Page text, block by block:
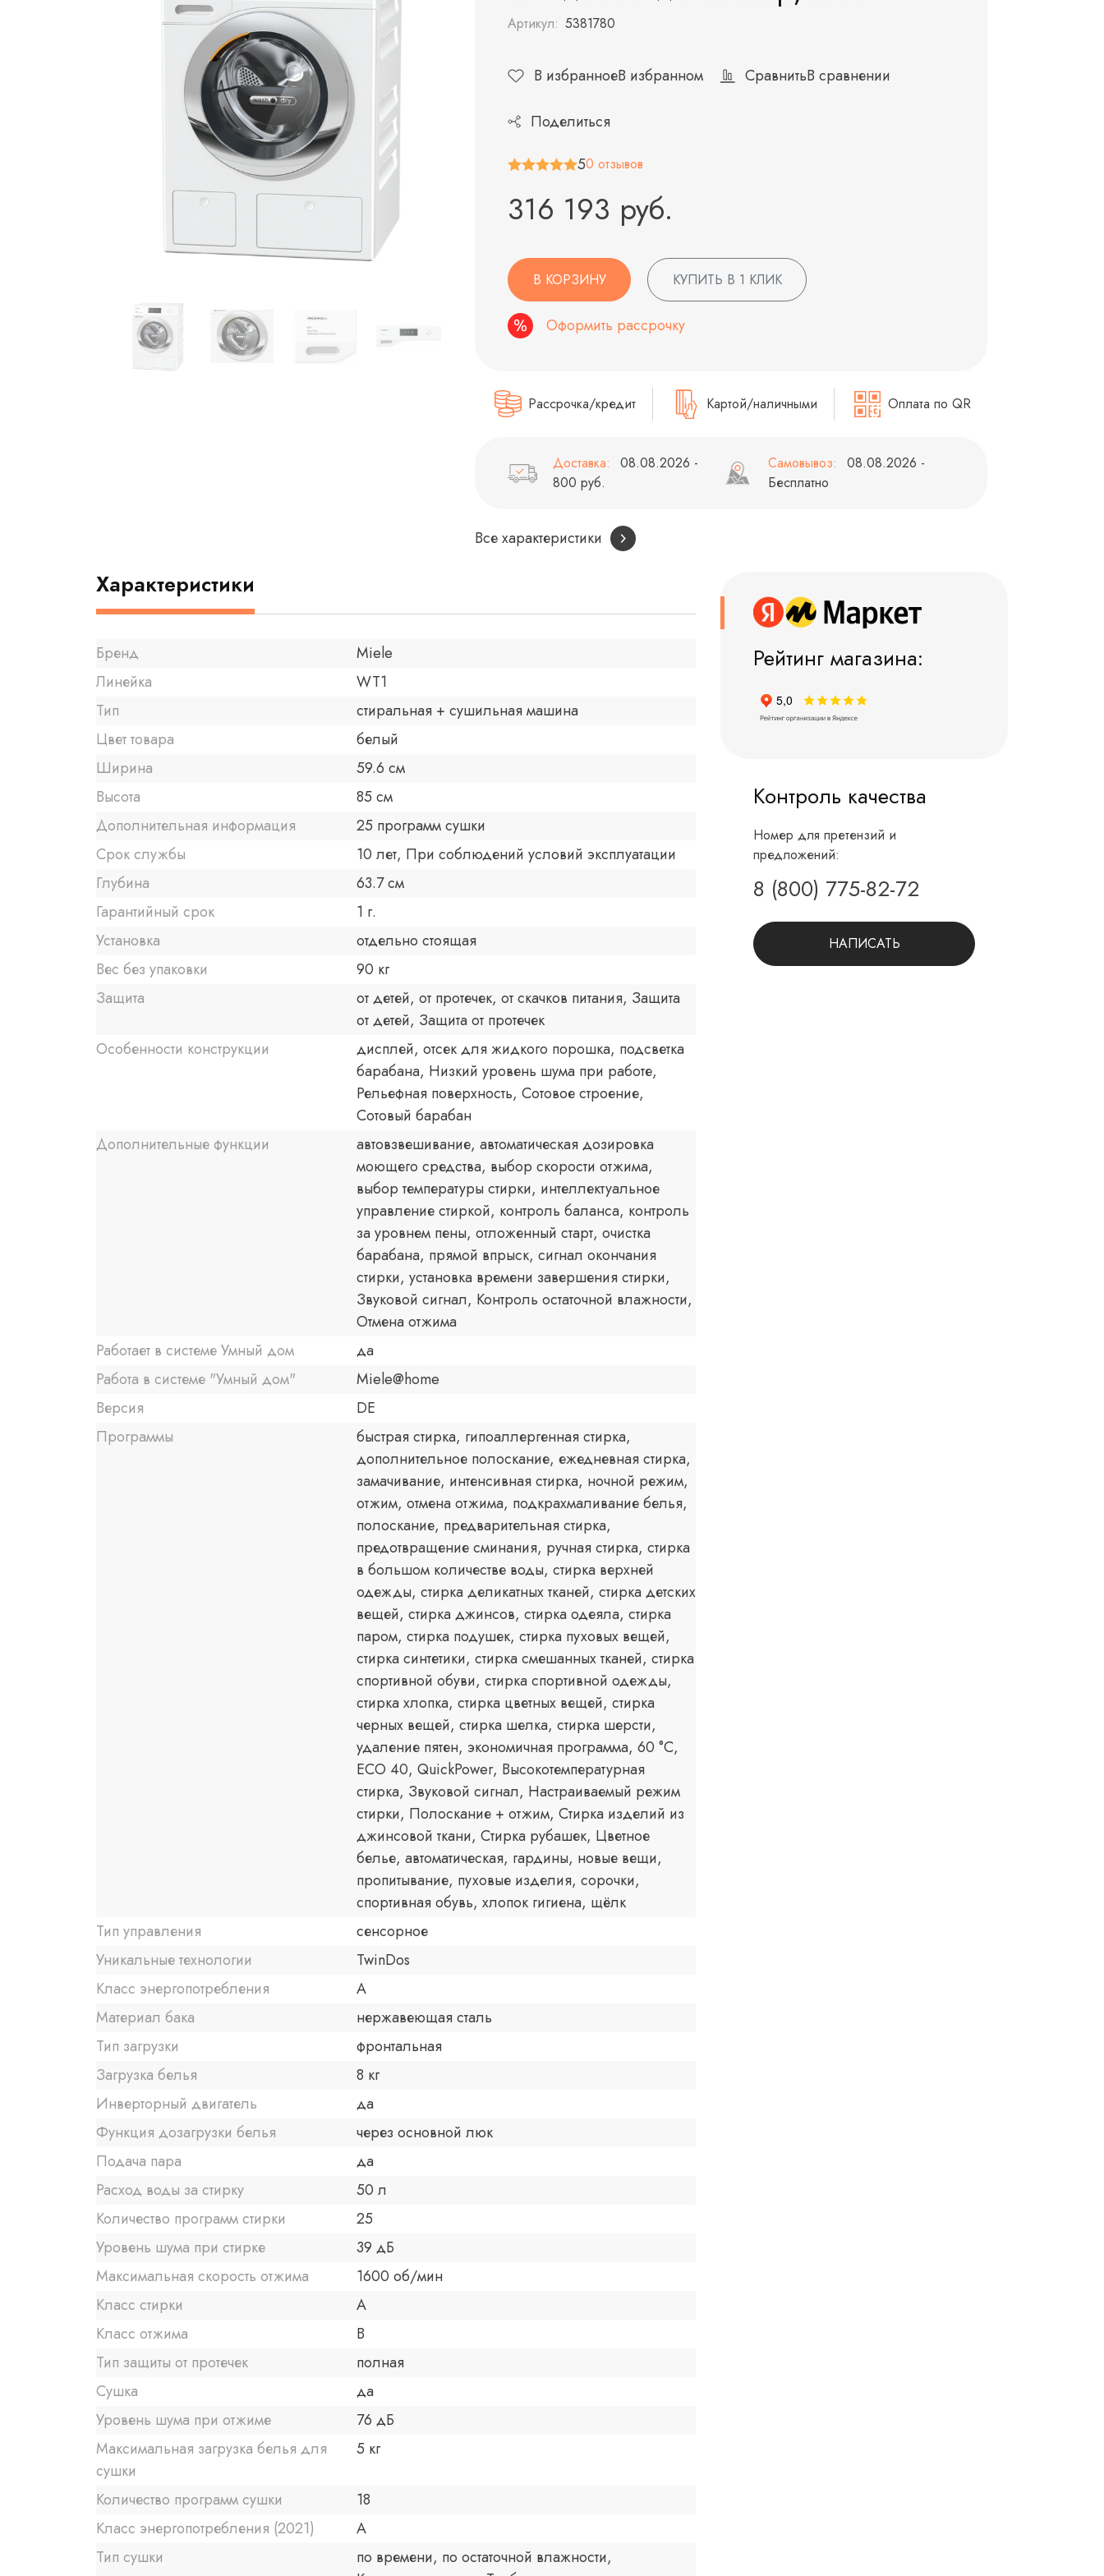
Артикул: 5381780
В избранноеВ избранном СравнитьВ сравнении
Поделиться
50 отзывов
316 193 руб.
В КОРЗИНУ КУПИТЬ В 1 КЛИК
Оформить рассрочку
Рассрочка/кредит Картой/наличными Оплата по QR
Доставка:
08.08.2026 -
800 руб.
Самовывоз:
08.08.2026 -
Бесплатно
Все характеристики
Рейтинг магазина:
Контроль качества
Номер для претензий и
предложений:
8 (800) 775-82-72
НАПИСАТЬ
Характеристики
Бренд
Miele
Линейка
WT1
Тип
стиральная + сушильная машина
Цвет товара
белый
Ширина
59.6 см
Высота
85 см
Дополнительная информация
25 программ сушки
Срок службы
10 лет, При соблюдений условий эксплуатации
Глубина
63.7 см
Гарантийный срок
1 г.
Установка
отдельно стоящая
Вес без упаковки
90 кг
Защита
от детей, от протечек, от скачков питания, Защита
от детей, Защита от протечек
Особенности конструкции
дисплей, отсек для жидкого порошка, подсветка
барабана, Низкий уровень шума при работе,
Рельефная поверхность, Сотовое строение,
Сотовый барабан
Дополнительные функции
автовзвешивание, автоматическая дозировка
моющего средства, выбор скорости отжима,
выбор температуры стирки, интеллектуальное
управление стиркой, контроль баланса, контроль
за уровнем пены, отложенный старт, очистка
барабана, прямой впрыск, сигнал окончания
стирки, установка времени завершения стирки,
Звуковой сигнал, Контроль остаточной влажности,
Отмена отжима
Работает в системе Умный дом
да
Работа в системе "Умный дом"
Miele@home
Версия
DE
Программы
быстрая стирка, гипоаллергенная стирка,
дополнительное полоскание, ежедневная стирка,
замачивание, интенсивная стирка, ночной режим,
отжим, отмена отжима, подкрахмаливание белья,
полоскание, предварительная стирка,
предотвращение сминания, ручная стирка, стирка
в большом количестве воды, стирка верхней
одежды, стирка деликатных тканей, стирка детских
вещей, стирка джинсов, стирка одеяла, стирка
паром, стирка подушек, стирка пуховых вещей,
стирка синтетики, стирка смешанных тканей, стирка
спортивной обуви, стирка спортивной одежды,
стирка хлопка, стирка цветных вещей, стирка
черных вещей, стирка шелка, стирка шерсти,
удаление пятен, экономичная программа, 60 °C,
ECO 40, QuickPower, Высокотемпературная
стирка, Звуковой сигнал, Настраиваемый режим
стирки, Полоскание + отжим, Стирка изделий из
джинсовой ткани, Стирка рубашек, Цветное
белье, автоматическая, гардины, новые вещи,
пропитывание, пуховые изделия, сорочки,
спортивная обувь, хлопок гигиена, щёлк
Тип управления
сенсорное
Уникальные технологии
TwinDos
Класс энергопотребления
A
Материал бака
нержавеющая сталь
Тип загрузки
фронтальная
Загрузка белья
8 кг
Инверторный двигатель
да
Функция дозагрузки белья
через основной люк
Подача пара
да
Расход воды за стирку
50 л
Количество программ стирки
25
Уровень шума при стирке
39 дБ
Максимальная скорость отжима
1600 об/мин
Класс стирки
A
Класс отжима
B
Тип защиты от протечек
полная
Сушка
да
Уровень шума при отжиме
76 дБ
Максимальная загрузка белья для
сушки
5 кг
Количество программ сушки
18
Класс энергопотребления (2021)
A
Тип сушки
по времени, по остаточной влажности,